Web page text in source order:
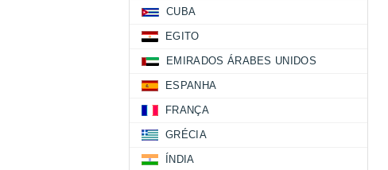
CUBA
EGITO
EMIRADOS ÁRABES UNIDOS
ESPANHA
FRANÇA
GRÉCIA
ÍNDIA